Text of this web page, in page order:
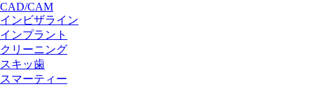
CAD/CAM
インビザライン
インプラント
クリーニング
スキッ歯
スマーティー